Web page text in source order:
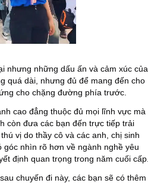
nhưng những dấu ấn và cảm xúc của
quá dài, nhưng đủ để mang đến cho
cho chặng đường phía trước.
cao đẳng thuộc đủ mọi lĩnh vực mà
còn đưa các bạn đến trực tiếp trải
vị do thầy cô và các anh, chị sinh
nhìn rõ hơn về ngành nghề yêu
định quan trọng trong năm cuối cấp.
chuyến đi này, các bạn sẽ có thêm